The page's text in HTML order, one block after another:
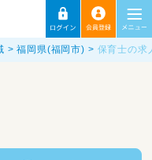
福岡県(福岡市) 保育士の求